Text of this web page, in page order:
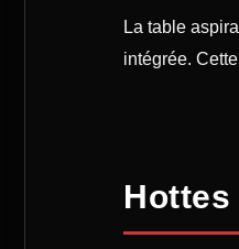
La table
intégrée.